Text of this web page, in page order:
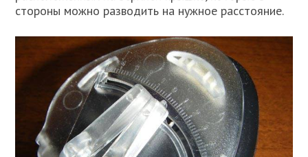
стороны можно разводить на нужное расстояние.